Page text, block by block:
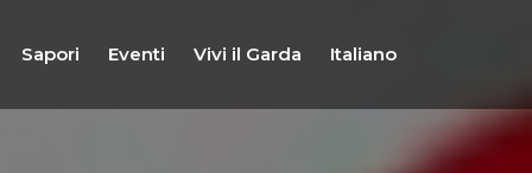
Sapori Eventi Vivi il Garda Italiano